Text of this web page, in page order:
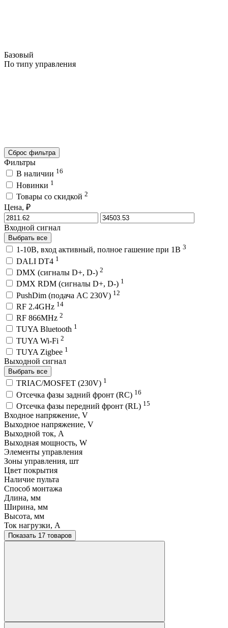
Базовый
По типу управления
Сброс фильтра
Фильтры
В наличии 16
Новинки 1
Товары со скидкой 2
Цена, ₽
Входной сигнал
Выбрать все
1-10В, вход активный, полное гашение при 1В 3
DALI DT4 1
DMX (сигналы D+, D-) 2
DMX RDM (сигналы D+, D-) 1
PushDim (подача AC 230V) 12
RF 2.4GHz 14
RF 866MHz 2
TUYA Bluetooth 1
TUYA Wi-Fi 2
TUYA Zigbee 1
Выходной сигнал
Выбрать все
TRIAC/MOSFET (230V) 1
Отсечка фазы задний фронт (RC) 16
Отсечка фазы передний фронт (RL) 15
Входное напряжение, V
Выходное напряжение, V
Выходной ток, A
Выходная мощность, W
Элементы управления
Зоны управления, шт
Цвет покрытия
Наличие пульта
Способ монтажа
Длина, мм
Ширина, мм
Высота, мм
Ток нагрузки, A
Показать 17 товаров